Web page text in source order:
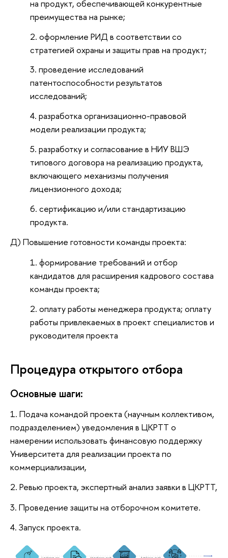
на продукт, обеспечивающей конкурентные
преимущества на рынке;
оформление РИД в соответствии со
стратегией охраны и защиты прав на продукт;
проведение исследований
патентоспособности результатов
исследований;
разработка организационно-правовой
модели реализации продукта;
разработку и согласование в НИУ ВШЭ
типового договора на реализацию продукта,
включающего механизмы получения
лицензионного дохода;
сертификацию и/или стандартизацию
продукта.
Д) Повышение готовности команды проекта:
формирование требований и отбор
кандидатов для расширения кадрового состава
команды проекта;
оплату работы менеджера продукта; оплату
работы привлекаемых в проект специалистов и
руководителя проекта
Процедура открытого отбора
Основные шаги:
1. Подача командой проекта (научным коллективом,
подразделением) уведомления в ЦКРТТ о
намерении использовать финансовую поддержку
Университета для реализации проекта по
коммерциализации,
2. Ревью проекта, экспертный анализ заявки в ЦКРТТ,
3. Проведение защиты на отборочном комитете.
4. Запуск проекта.